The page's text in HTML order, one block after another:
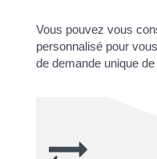
Vous pouvez vous
personnalisé pour
de demande unique de